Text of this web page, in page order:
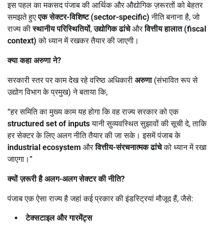
इस पहल का मकसद पंजाब की आर्थिक और औद्योगिक ज़रूरतों को बेहतर
समझते हुएएक सेक्टर-विशिष्ट (sector-specific) नीति बनाना है, जो
राज्य कीस्थानीय परिस्थितियों,उद्योगिक ढांचेऔरवित्तीय हालात (fiscal
context) को ध्यान में रखकर तैयार की जाएगी।
क्या कहा अरुणा ने?
सरकारी स्तर पर काम देख रहे वरिष्ठ अधिकारी अरुणा(संभावित रूप से
उद्योग विभाग के प्रमुख) ने बताया कि,
“हर समिति का मुख्य काम यह होगा कि वह राज्य सरकार को एक
structured set of inputsयानी सुव्यवस्थित सुझावों की सूची दे, ताकि
हर सेक्टर के लिए अलग नीति तैयार की जा सके। इसमें पंजाब के
industrial ecosystem औरवित्तीय-संरचनात्मक ढांचेको ध्यान में रखा
जाएगा।”
क्यों ज़रूरी है अलग-अलग सेक्टर की नीति?
पंजाब एक ऐसा राज्य है जहां कई प्रकार की इंडस्ट्रियां मौजूद हैं, जैसे:
टेक्सटाइल और गारमेंट्स